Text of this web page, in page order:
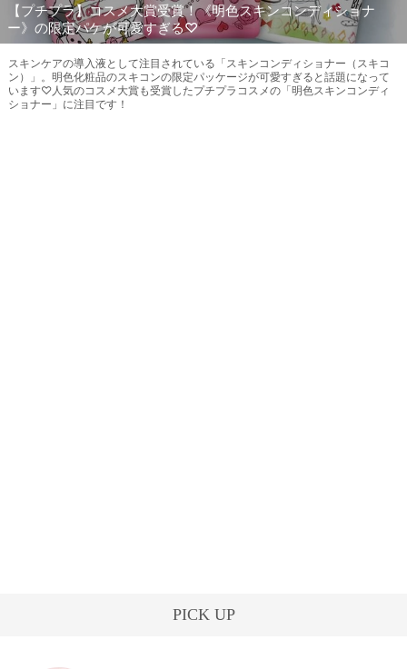
【プチプラ】コスメ大賞受賞！《明色スキンコンディショナ
ー》の限定パケが可愛すぎる♡
スキンケアの導入液として注目されている「スキンコンディショナー（スキコ
ン）」。明色化粧品のスキコンの限定パッケージが可愛すぎると話題になって
います♡人気のコスメ大賞も受賞したプチプラコスメの「明色スキンコンディ
ショナー」に注目です！
PICK UP